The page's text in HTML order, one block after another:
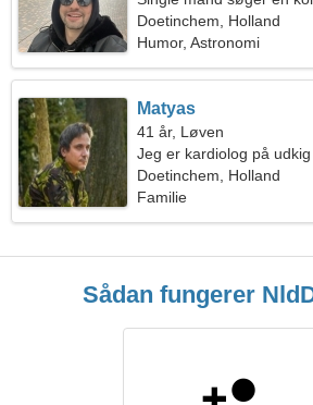
Doetinchem, Holland
Humor, Astronomi
Matyas
41 år, Løven
Jeg er kardiolog på
Doetinchem, Holland
Familie
Sådan fungerer